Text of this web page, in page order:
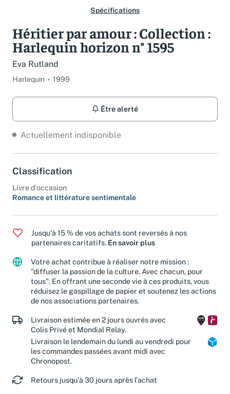
Spécifications
Héritier par amour : Collection :
Harlequin horizon n° 1595
Eva Rutland
Harlequin 1999
Être alerté
Actuellement indisponible
Classification
Livre d'occasion
Romance et littérature sentimentale
Jusqu'à 15 % de vos achats sont reversés à nos
partenaires caritatifs. En savoir plus
Votre achat contribue à réaliser notre mission :
"diffuser la passion de la culture. Avec chacun, pour
tous". En offrant une seconde vie à ces produits, vous
réduisez le gaspillage de papier et soutenez les actions
de nos associations partenaires.
Livraison estimée en 2 jours ouvrés avec
Colis Privé et Mondial Relay.
Livraison le lendemain du lundi au vendredi pour
les commandes passées avant midi avec
Chronopost.
Retours jusqu'à 30 jours après l'achat